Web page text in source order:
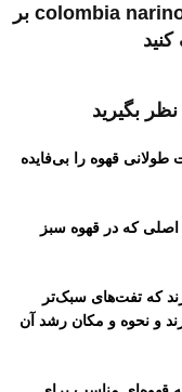
برای خرید قهوه کلمبیا نارینو colombia narino coffee بر
بگیرید
قهوه را بی‌فایده
که در قهوه سبز
که تفت‌های سبک‌تر
و نحوه و مکان رشد آن